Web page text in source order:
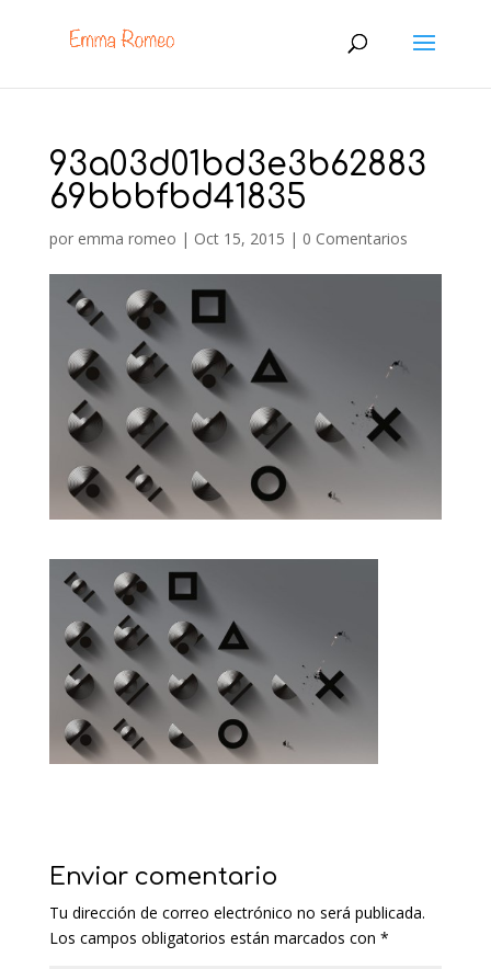
93a03d01bd3e3b62883
69bbbfbd41835
por emma romeo | Oct 15, 2015 | 0 Comentarios
Enviar comentario
Tu dirección de correo electrónico no será publicada.
Los campos obligatorios están marcados con *